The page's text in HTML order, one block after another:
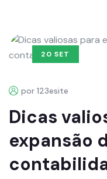
20 SET
por 123esite
Dicas
expansão